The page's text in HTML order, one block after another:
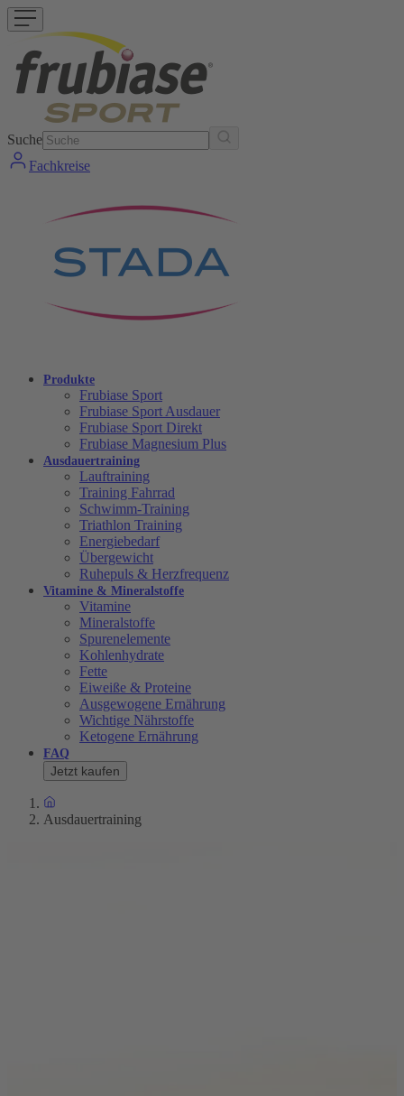
Suche
Fachkreise
Produkte
Frubiase Sport
Frubiase Sport Ausdauer
Frubiase Sport Direkt
Frubiase Magnesium Plus
Ausdauertraining
Lauftraining
Training Fahrrad
Schwimm-Training
Triathlon Training
Energiebedarf
Übergewicht
Ruhepuls & Herzfrequenz
Vitamine & Mineralstoffe
Vitamine
Mineralstoffe
Spurenelemente
Kohlenhydrate
Fette
Eiweiße & Proteine
Ausgewogene Ernährung
Wichtige Nährstoffe
Ketogene Ernährung
FAQ
Jetzt kaufen
Ausdauertraining